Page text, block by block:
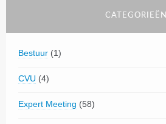
CATEGORIEËN
Bestuur (1)
CVU (4)
Expert Meeting (58)